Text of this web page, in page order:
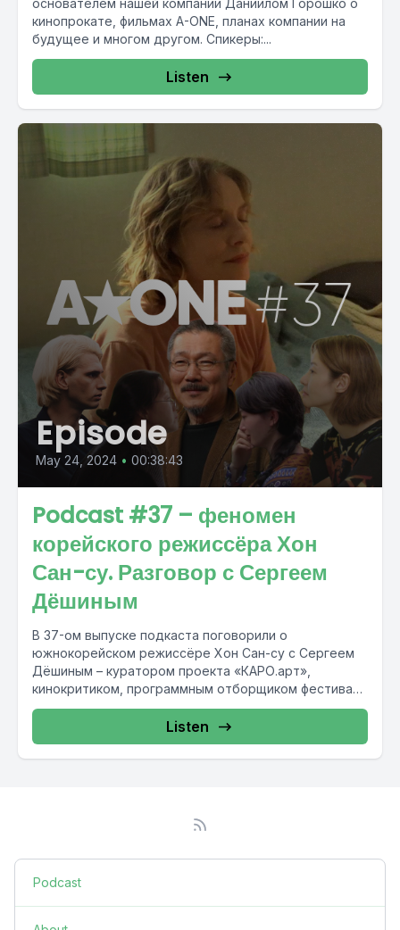
основателем нашей компании Даниилом Горошко о
кинопрокате, фильмах A-ONE, планах компании на
будущее и многом другом. Спикеры:...
Listen
Episode
May 24, 2024 • 00:38:43
Podcast #37 – феномен
корейского режиссёра Хон
Сан-су. Разговор с Сергеем
Дёшиным
В 37-ом выпуске подкаста поговорили о
южнокорейском режиссёре Хон Сан-су с Сергеем
Дёшиным – куратором проекта «КАРО.арт»,
кинокритиком, программным отборщиком фестиваля
«Voices», создателем кинопрокатной...
Listen
Podcast